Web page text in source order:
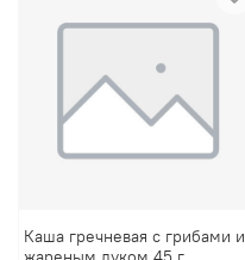
Каша гречневая с грибами и